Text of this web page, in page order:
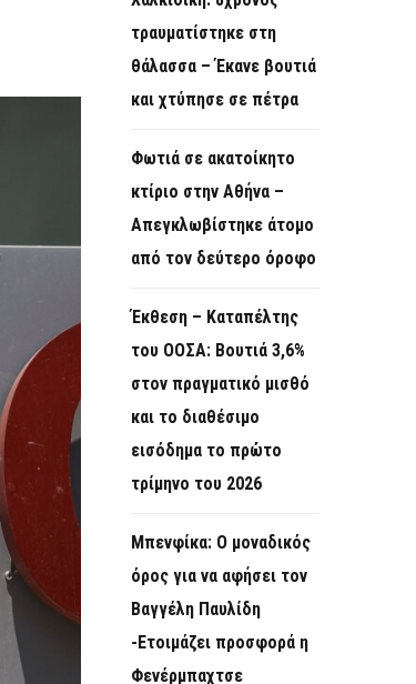
M
τραυματίστηκε στη
θάλασσα – Έκανε βουτιά
και χτύπησε σε πέτρα
Φωτιά σε ακατοίκητο
κτίριο στην Αθήνα –
Απεγκλωβίστηκε άτομο
από τον δεύτερο όροφο
Έκθεση – Καταπέλτης
του ΟΟΣΑ: Βουτιά 3,6%
στον πραγματικό μισθό
και το διαθέσιμο
εισόδημα το πρώτο
τρίμηνο του 2026
Μπενφίκα: Ο μοναδικός
όρος για να αφήσει τον
Βαγγέλη Παυλίδη
-Ετοιμάζει προσφορά η
Φενέρμπαχτσε